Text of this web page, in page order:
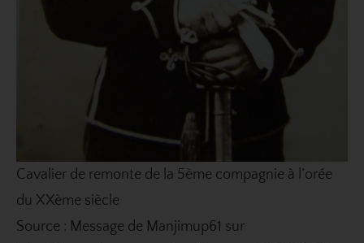
Cavalier de remonte de la 5ème compagnie à l’orée
du XXème siècle
Source : Message de Manjimup61 sur